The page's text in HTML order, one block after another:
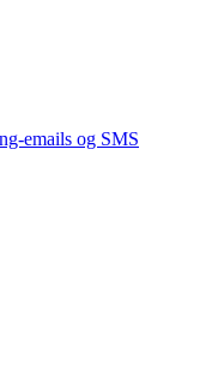
emails og SMS